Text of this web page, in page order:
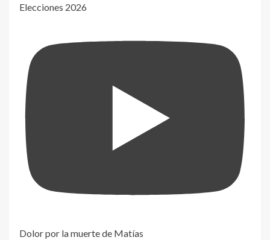
Elecciones 2026
Dolor por la muerte de Matías